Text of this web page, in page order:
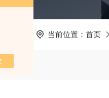
当前位置： 首页